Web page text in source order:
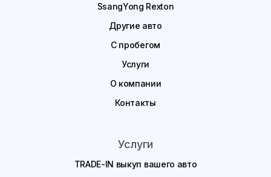
SsangYong Rexton
Другие авто
С пробегом
Услуги
О компании
Контакты
Услуги
TRADE-IN выкуп вашего авто